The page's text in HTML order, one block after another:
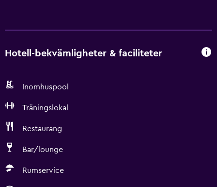
Hotell-bekvämligheter & faciliteter
Inomhuspool
Träningslokal
Restaurang
Bar/lounge
Rumservice